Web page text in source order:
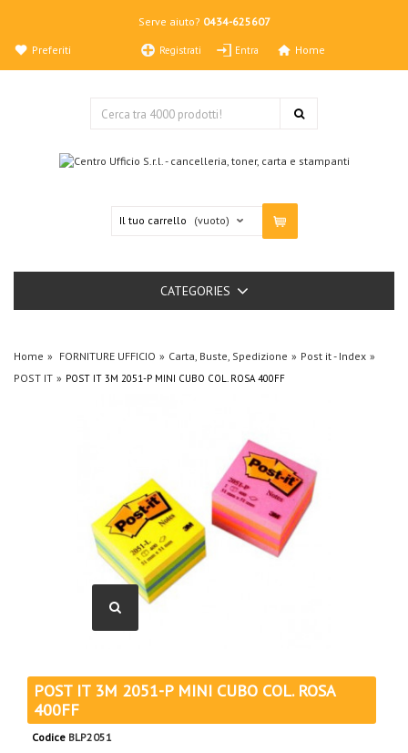
Serve aiuto? 0434-625607
Registrati Entra
Preferiti Home
Il tuo carrello (vuoto)
CATEGORIES
Home FORNITURE UFFICIO Carta, Buste, Spedizione
Post it - Index
POST IT
POST IT 3M 2051-P MINI CUBO COL. ROSA 400FF
POST IT 3M 2051-P MINI CUBO COL. ROSA
400FF
Codice BLP2051